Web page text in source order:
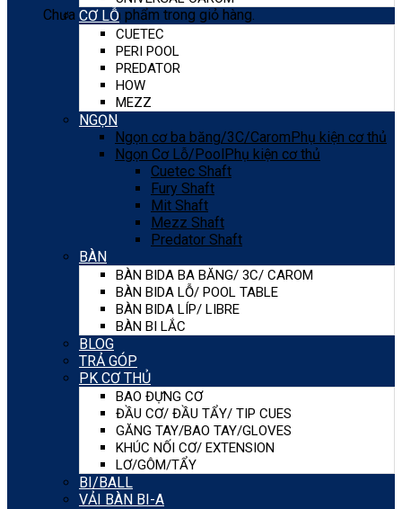
Chưa có sản phẩm trong giỏ hàng.
CƠ LỖ
CUETEC
PERI POOL
PREDATOR
HOW
MEZZ
NGỌN
Ngọn cơ ba băng/3C/CaromPhụ kiện cơ thủ
Ngọn Cơ Lỗ/PoolPhụ kiện cơ thủ
Cuetec Shaft
Fury Shaft
Mit Shaft
Mezz Shaft
Predator Shaft
BÀN
BÀN BIDA BA BĂNG/ 3C/ CAROM
BÀN BIDA LỖ/ POOL TABLE
BÀN BIDA LÍP/ LIBRE
BÀN BI LẮC
BLOG
TRẢ GÓP
PK CƠ THỦ
BAO ĐỰNG CƠ
ĐẦU CƠ/ ĐẦU TẨY/ TIP CUES
GĂNG TAY/BAO TAY/GLOVES
KHÚC NỐI CƠ/ EXTENSION
LƠ/GÔM/TẨY
BI/BALL
VẢI BÀN BI-A